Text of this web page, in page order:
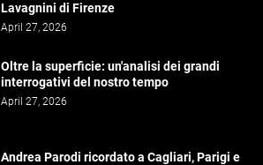
Lavagnini di Firenze
April 27, 2026
Oltre la superficie: un'analisi dei grandi
interrogativi del nostro tempo
April 27, 2026
Andrea Parodi ricordato a Cagliari, Parigi e